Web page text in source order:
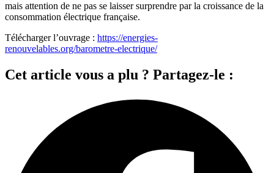
mais attention de ne pas se laisser surprendre par la croissance de la
consommation électrique française.
Télécharger l’ouvrage : https://energies-
renouvelables.org/barometre-electrique/
Cet article vous a plu ? Partagez-le :